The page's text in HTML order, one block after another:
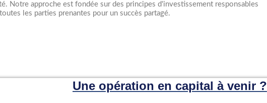
Notre approche est fondée sur des principes d'investissement responsables
les parties prenantes pour un succès partagé.
Une opération en capital à venir ?